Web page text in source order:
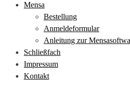
Mensa
Bestellung
Anmeldeformular
Anleitung zur
Schließfach
Impressum
Kontakt